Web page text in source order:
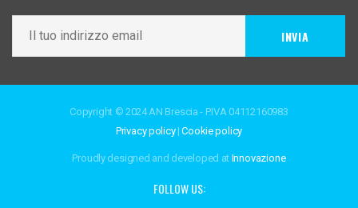
Copyright © 2024 AN Brescia - P.IVA 04112160983
Privacy policy|Cookie policy
Proudly designed and developed at Innovazione
FOLLOW US: